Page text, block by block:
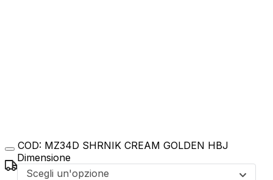
Dimensione
Scegli un'opzione
COD: MZ34D SHRNIK CREAM GOLDEN HBJ